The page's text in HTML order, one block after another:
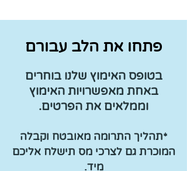
פתחו את הלב עבורם
בטופס האימוץ שלנו בוחרים
באחת מאפשרויות האימוץ
וממלאים את הפרטים.
*תהליך התרומה מאובטח וקבלה
המוכרת גם לצרכי מס תישלח אליכם
מיד.